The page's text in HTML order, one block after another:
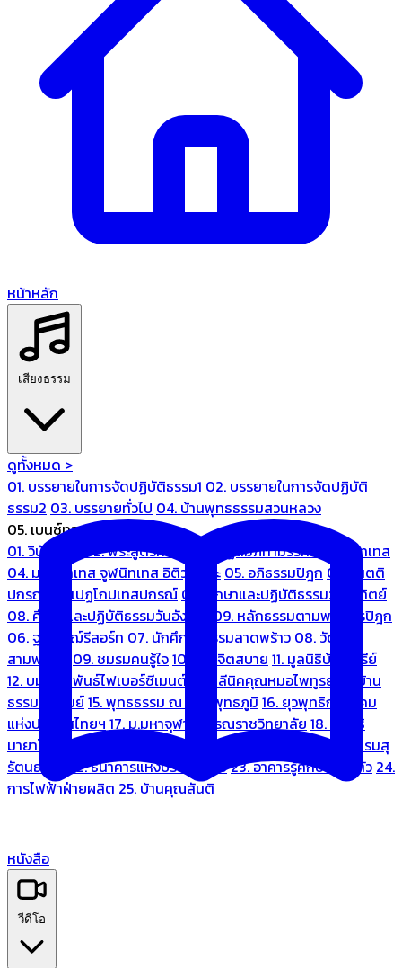
หน้าหลัก
เสียงธรรม
ดูทั้งหมด >
01. บรรยายในการจัดปฏิบัติธรรม1 02. บรรยายในการจัดปฏิบัติ
ธรรม2 03. บรรยายทั่วไป 04. บ้านพุทธธรรมสวนหลวง
05. เบนซ์ทองหล่อ
01. วินัยปิฎก
02. พระสูตรศึกษา
03. ปฏิสัมภิทามรรคและจูฬนิทเทส
04. มหานิทเทส จูฬนิทเทส อิติวุตตกะ 05. อภิธรรมปิฎก 06. เนตติ
ปกรณ์ และเปฏโกปเทสปกรณ์ 07. ศึกษาและปฏิบัติธรรมวันอาทิตย์
08. ศึกษาและปฏิบัติธรรมวันอังคาร
09. หลักธรรมตามพระไตรปิฎก
06. ฐณิชาฌ์รีสอร์ท 07. นักศึกษาธรรมลาดพร้าว 08. วัด
สามพระยา
09. ชมรมคนรู้ใจ10. บ้านจิตสบาย 11. มูลนิธิบ้านอารีย์
12. บมจ.มหพันธ์ไฟเบอร์ซีเมนต์
13. คลีนิคคุณหมอไพทูรย์
14. บ้าน
ธรรมะรื่นรมย์15. พุทธธรรม ณ แดนพุทธภูมิ 16. ยุวพุทธิกสมาคม
แห่งประเทศไทยฯ 17. ม.มหาจุฬาลงกรณราชวิทยาลัย 18. มูลนิธิ
มายาโคตมี
19. ariya wellness center
21. ชมรมสุ
รัตนธรรม
22. ธนาคารแห่งประเทศไทย23. อาคารรู้ศึกษารู้สึกตัว 24.
การไฟฟ้าฝ่ายผลิต 25. บ้านคุณสันติ
หนังสือ
วีดีโอ